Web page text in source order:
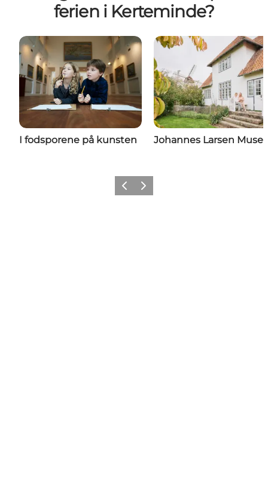
ferien i Kerteminde?
I fodsporene på kunsten Johannes Larsen
ForrigeNæste